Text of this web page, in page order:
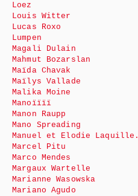
Loez
Louis Witter
Lucas Roxo
Lumpen
Magali Dulain
Mahmut Bozarslan
Maïda Chavak
Maïlys Vallade
Malika Moine
Manoïïïï
Manon Raupp
Mano Spreading
Manuel et Elodie Laquille.
Marcel Pitu
Marco Mendes
Margaux Wartelle
Marianne Wasowska
Mariano Agudo